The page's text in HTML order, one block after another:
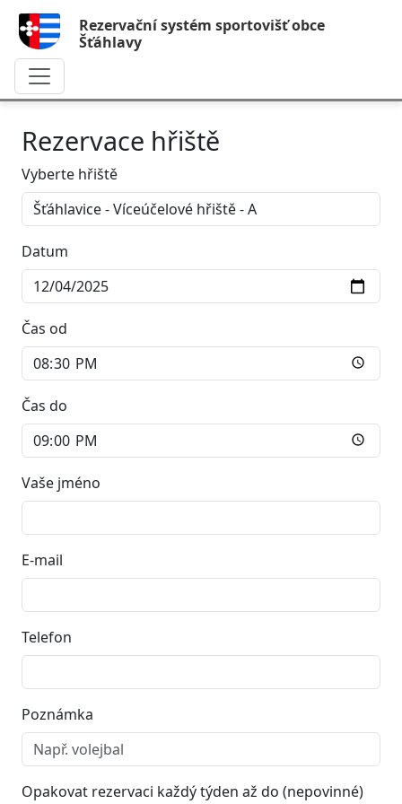
Rezervační systém sportovišť obce
Šťáhlavy
Rezervace hřiště
Vyberte hřiště
Datum
Čas od
Čas do
Vaše jméno
E-mail
Telefon
Poznámka
Opakovat rezervaci každý týden až do (nepovinné)